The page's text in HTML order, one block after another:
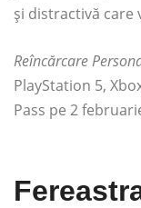
și distractivă care
Reîncărcare
PlayStation 5,
Pass pe 2